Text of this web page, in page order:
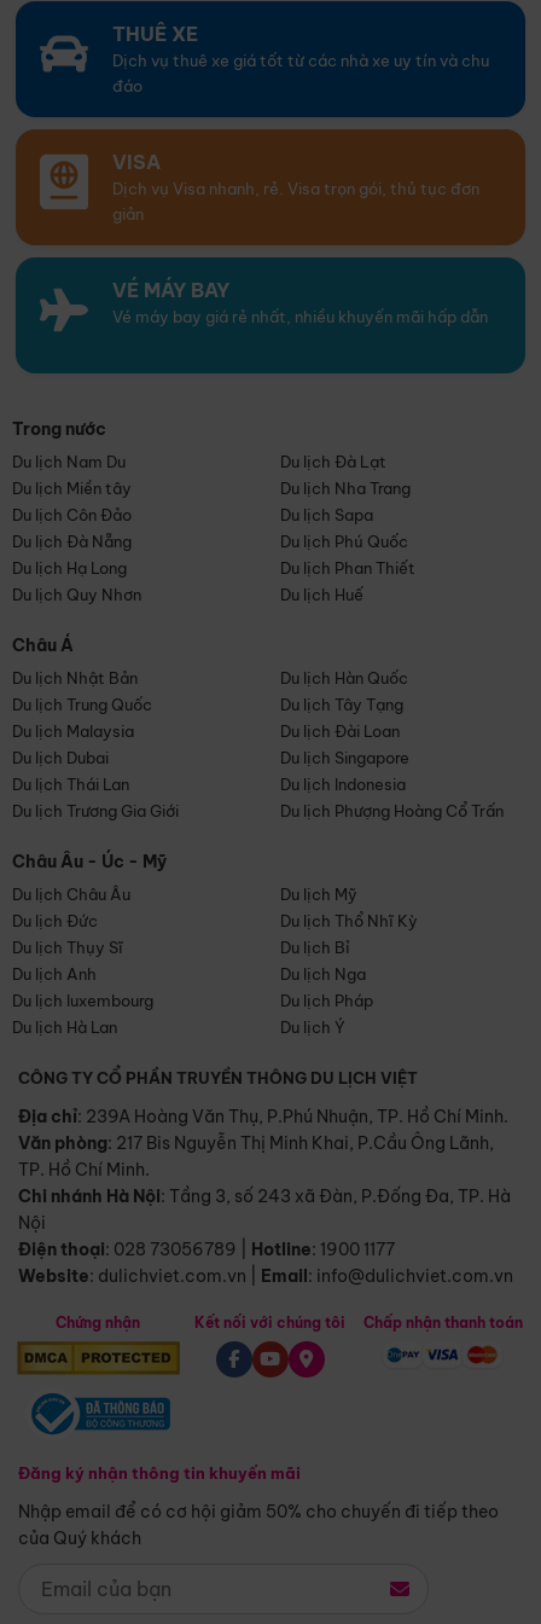
THUÊ XE
Dịch vụ thuê xe giá tốt từ các nhà xe uy tín và chu
đáo
VISA
Dịch vụ Visa nhanh, rẻ. Visa trọn gói, thủ tục đơn
giản
VÉ MÁY BAY
Vé máy bay giá rẻ nhất, nhiều khuyến mãi hấp dẫn
Trong nước
Du lịch Nam Du
Du lịch Đà Lạt
Du lịch Miền tây
Du lịch Nha Trang
Du lịch Côn Đảo
Du lịch Sapa
Du lịch Đà Nẵng
Du lịch Phú Quốc
Du lịch Hạ Long
Du lịch Phan Thiết
Du lịch Quy Nhơn
Du lịch Huế
Châu Á
Du lịch Nhật Bản
Du lịch Hàn Quốc
Du lịch Trung Quốc
Du lịch Tây Tạng
Du lịch Malaysia
Du lịch Đài Loan
Du lịch Dubai
Du lịch Singapore
Du lịch Thái Lan
Du lịch Indonesia
Du lịch Trương Gia Giới
Du lịch Phượng Hoàng Cổ Trấn
Châu Âu - Úc - Mỹ
Du lịch Châu Âu
Du lịch Mỹ
Du lịch Đức
Du lịch Thổ Nhĩ Kỳ
Du lịch Thụy Sĩ
Du lịch Bỉ
Du lịch Anh
Du lịch Nga
Du lịch luxembourg
Du lịch Pháp
Du lịch Hà Lan
Du lịch Ý
CÔNG TY CỔ PHẦN TRUYỀN THÔNG DU LỊCH VIỆT
Địa chỉ: 239A Hoàng Văn Thụ, P.Phú Nhuận, TP. Hồ Chí Minh.
Văn phòng: 217 Bis Nguyễn Thị Minh Khai, P.Cầu Ông Lãnh,
TP. Hồ Chí Minh.
Chi nhánh Hà Nội: Tầng 3, số 243 xã Đàn, P.Đống Đa, TP. Hà
Nội
Điện thoại: 028 73056789 Hotline: 1900 1177
Website: dulichviet.com.vn Email: info@dulichviet.com.vn
Chứng nhận
Đăng ký nhận thông tin khuyến mãi
Nhập email để có cơ hội giảm 50% cho chuyến đi tiếp theo
của Quý khách
Kết nối với chúng tôi Chấp nhận thanh toán